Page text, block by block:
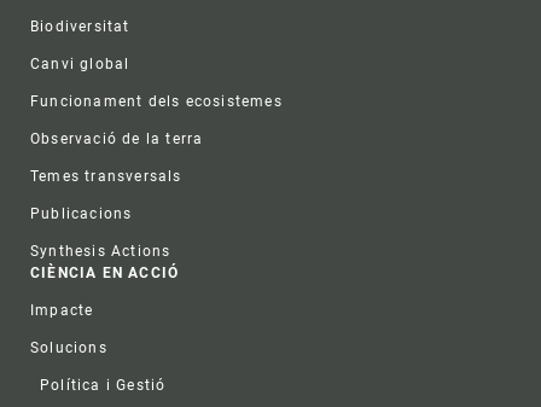
Biodiversitat
Canvi global
Funcionament dels ecosistemes
Observació de la terra
Temes transversals
Publicacions
Synthesis Actions
CIÈNCIA EN ACCIÓ
Impacte
Solucions
Política i Gestió